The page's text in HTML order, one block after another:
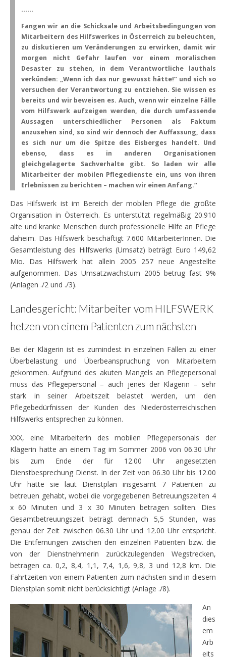
……
Fangen wir an die Schicksale und Arbeitsbedingungen von
Mitarbeitern des Hilfswerkes in Österreich zu beleuchten,
zu diskutieren um Veränderungen zu erwirken, damit wir
morgen nicht Gefahr laufen vor einem moralischen
Desaster zu stehen, in dem Verantwortliche lauthals
verkünden: „Wenn ich das nur gewusst hätte!“ und sich so
versuchen der Verantwortung zu entziehen. Sie wissen es
bereits und wir beweisen es. Auch, wenn wir einzelne Fälle
vom Hilfswerk aufzeigen werden, die durch umfassende
Aussagen unterschiedlicher Personen als Faktum
anzusehen sind, so sind wir dennoch der Auffassung, dass
es sich nur um die Spitze des Eisberges handelt. Und
ebenso, dass es in anderen Organisationen
gleichgelagerte Sachverhalte gibt. So laden wir alle
Mitarbeiter der mobilen Pflegedienste ein, uns von ihren
Erlebnissen zu berichten – machen wir einen Anfang.“
Das Hilfswerk ist im Bereich der mobilen Pflege die größte
Organisation in Österreich. Es unterstützt regelmäßig 20.910
alte und kranke Menschen durch professionelle Hilfe an Pflege
daheim. Das Hilfswerk beschäftigt 7.600 MitarbeiterInnen. Die
Gesamtleistung des Hilfswerks (Umsatz) beträgt Euro 149,62
Mio. Das Hilfswerk hat allein 2005 257 neue Angestellte
aufgenommen. Das Umsatzwachstum 2005 betrug fast 9%
(Anlagen ./2 und ./3).
Landesgericht: Mitarbeiter vom HILFSWERK
hetzen von einem Patienten zum nächsten
Bei der Klägerin ist es zumindest in einzelnen Fällen zu einer
Überbelastung und Überbeanspruchung von Mitarbeitern
gekommen. Aufgrund des akuten Mangels an Pflegepersonal
muss das Pflegepersonal – auch jenes der Klägerin – sehr
stark in seiner Arbeitszeit belastet werden, um den
Pflegebedürfnissen der Kunden des Niederösterreichischen
Hilfswerks entsprechen zu können.
XXX, eine Mitarbeiterin des mobilen Pflegepersonals der
Klägerin hatte an einem Tag im Sommer 2006 von 06.30 Uhr
bis zum Ende der für 12.00 Uhr angesetzten
Dienstbesprechung Dienst. In der Zeit von 06.30 Uhr bis 12.00
Uhr hätte sie laut Dienstplan insgesamt 7 Patienten zu
betreuen gehabt, wobei die vorgegebenen Betreuungszeiten 4
x 60 Minuten und 3 x 30 Minuten betragen sollten. Dies
Gesamtbetreuungszeit beträgt demnach 5,5 Stunden, was
genau der Zeit zwischen 06.30 Uhr und 12.00 Uhr entspricht.
Die Entfernungen zwischen den einzelnen Patienten bzw. die
von der Dienstnehmerin zurückzulegenden Wegstrecken,
betragen ca. 0,2, 8,4, 1,1, 7,4, 1,6, 9,8, 3 und 12,8 km. Die
Fahrtzeiten von einem Patienten zum nächsten sind in diesem
Dienstplan somit nicht berücksichtigt (Anlage ./8).
An
dies
em
Arb
eits